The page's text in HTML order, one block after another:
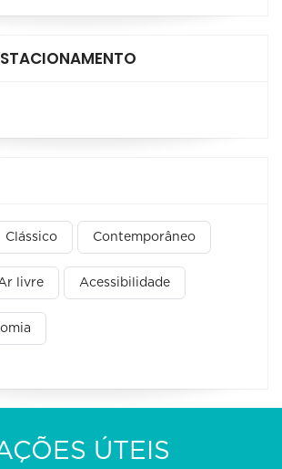
Clássico Contemporâneo
livre Acessibilidade
ÚTEIS